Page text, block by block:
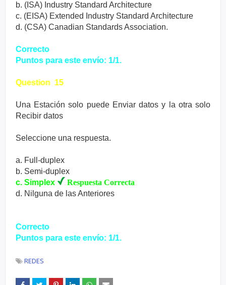
b. (ISA) Industry Standard Architecture
c. (EISA) Extended Industry Standard Architecture
d. (CSA) Canadian Standards Association.
Correcto
Puntos para este envío: 1/1.
Question 15
Una Estación solo puede Enviar datos y la otra solo
Recibir datos
Seleccione una respuesta.
a. Full-duplex
b. Semi-duplex
c. Simplex
Respuesta Correcta
d. Nilguna de las Anteriores
Correcto
Puntos para este envío: 1/1.
REDES